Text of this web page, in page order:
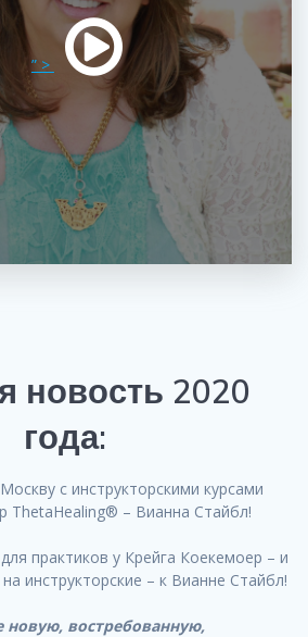
” >
новость 2020
года:
с инструкторскими курсами
ThetaHealing® – Вианна Стайбл!
практиков у Крейга Коекемоер – и
инструкторские – к Вианне Стайбл!
новую, востребованную,